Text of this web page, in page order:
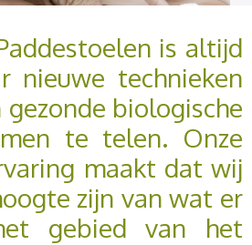
is altijd
nieuwe technieken
biologische
te telen. Onze
maakt dat wij
zijn van wat er
gebied van het